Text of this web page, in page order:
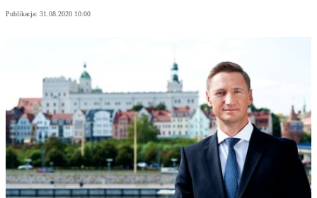
Publikacja: 31.08.2020 10:00